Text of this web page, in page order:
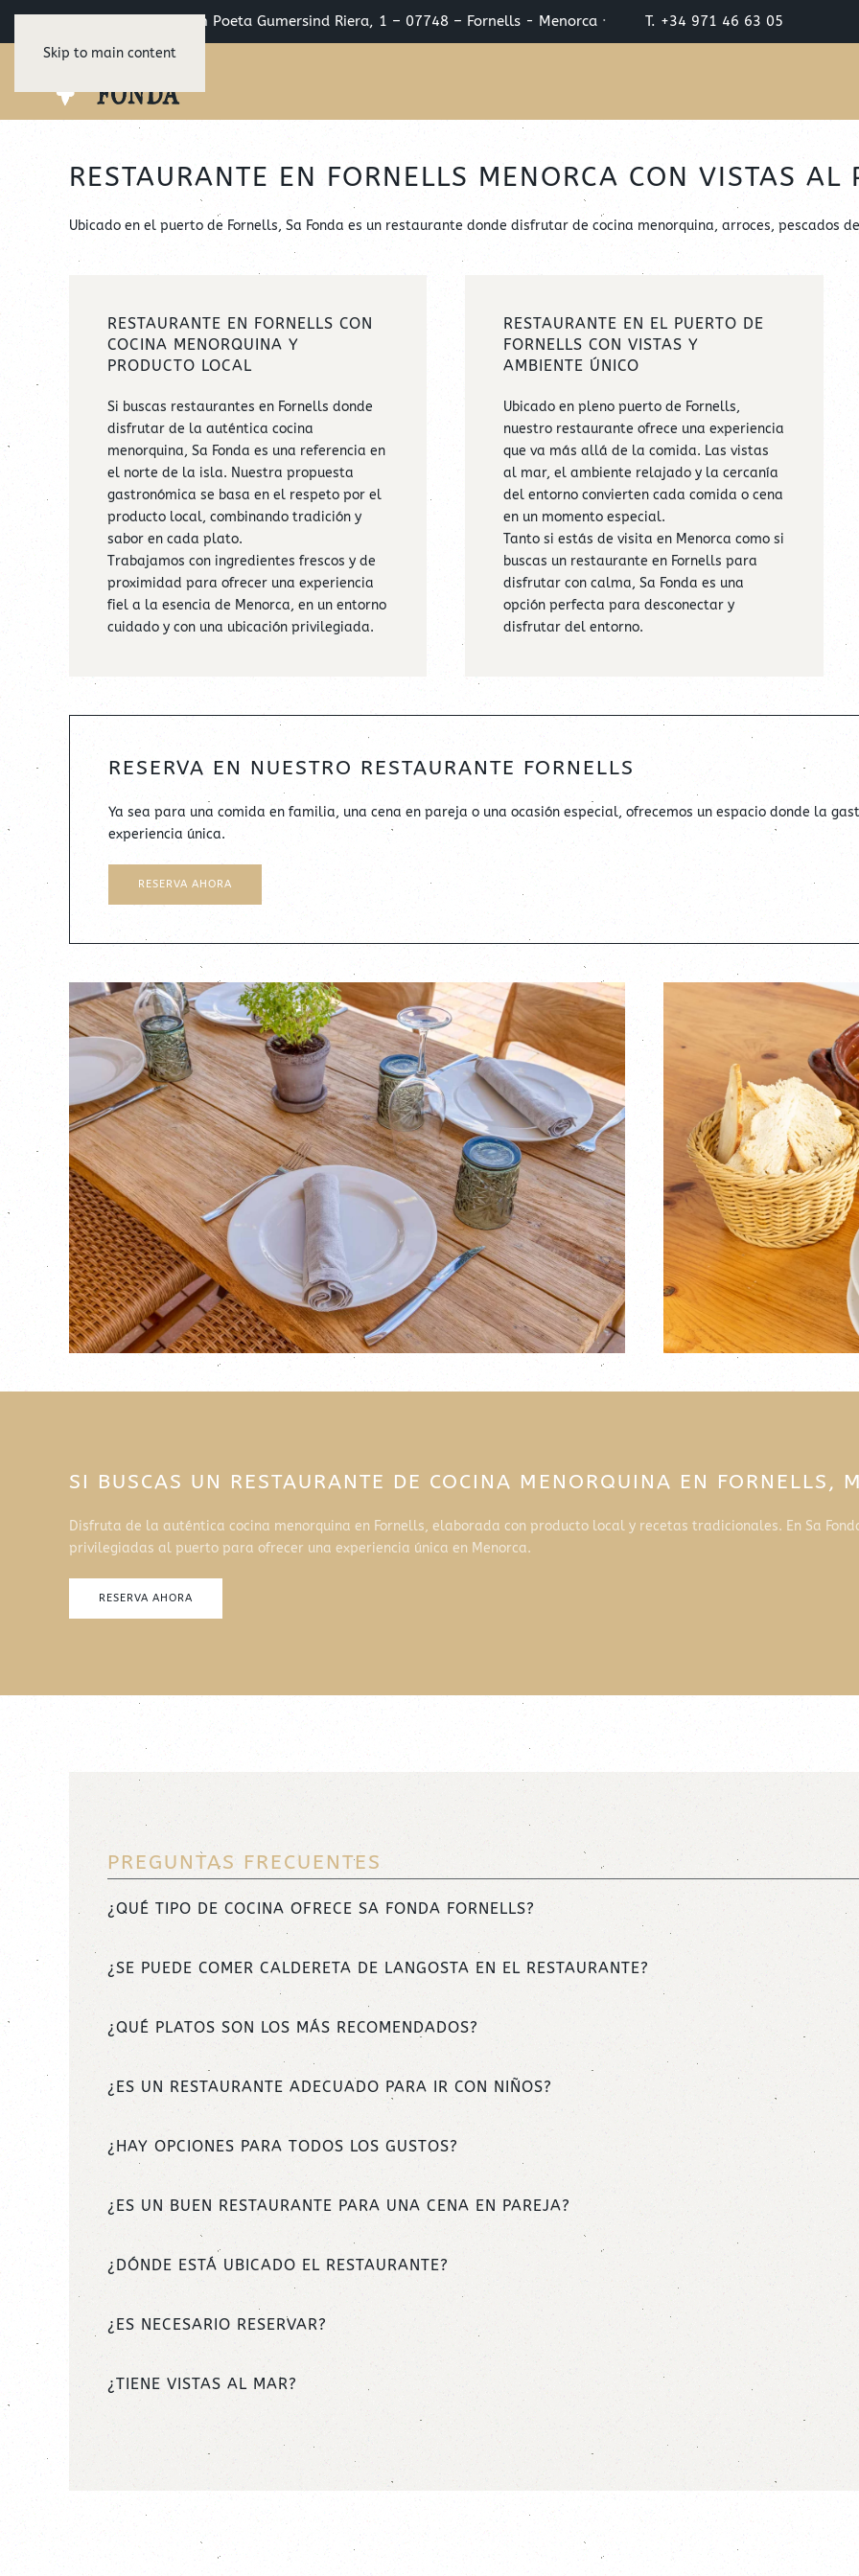
Skip to main content
C/ Passeig Marítim Poeta Gumersind Riera, 1 – 07748 – Fornells - Menorca · T. +34 971 46 63 05
RESTAURANTE EN FORNELLS MENORCA CON VISTAS AL
Ubicado en el puerto de Fornells, Sa Fonda es un restaurante donde disfrutar de cocina menorquina, arroces, pescados
RESTAURANTE EN FORNELLS CON
COCINA MENORQUINA Y
PRODUCTO LOCAL
Si buscas restaurantes en Fornells donde
disfrutar de la auténtica cocina
menorquina, Sa Fonda es una referencia en
el norte de la isla. Nuestra propuesta
gastronómica se basa en el respeto por el
producto local, combinando tradición y
sabor en cada plato.
Trabajamos con ingredientes frescos y de
proximidad para ofrecer una experiencia
fiel a la esencia de Menorca, en un entorno
cuidado y con una ubicación privilegiada.
RESTAURANTE EN EL PUERTO DE
FORNELLS CON VISTAS Y
AMBIENTE ÚNICO
Ubicado en pleno puerto de Fornells,
nuestro restaurante ofrece una experiencia
que va más allá de la comida. Las vistas
al mar, el ambiente relajado y la cercanía
del entorno convierten cada comida o cena
en un momento especial.
Tanto si estás de visita en Menorca como si
buscas un restaurante en Fornells para
disfrutar con calma, Sa Fonda es una
opción perfecta para desconectar y
disfrutar del entorno.
RESERVA EN NUESTRO RESTAURANTE FORNELLS
Ya sea para una comida en familia, una cena en pareja o una ocasión especial, ofrecemos un espacio donde la
experiencia única.
RESERVA AHORA
VER
SI BUSCAS UN RESTAURANTE DE COCINA MENORQUINA EN FORNELLS,
Disfruta de la auténtica cocina menorquina en Fornells, elaborada con producto local y recetas tradicionales. En Sa
privilegiadas al puerto para ofrecer una experiencia única en Menorca.
RESERVA AHORA
PREGUNTAS FRECUENTES
¿QUÉ TIPO DE COCINA OFRECE SA FONDA FORNELLS?
¿SE PUEDE COMER CALDERETA DE LANGOSTA EN EL RESTAURANTE?
¿QUÉ PLATOS SON LOS MÁS RECOMENDADOS?
¿ES UN RESTAURANTE ADECUADO PARA IR CON NIÑOS?
¿HAY OPCIONES PARA TODOS LOS GUSTOS?
¿ES UN BUEN RESTAURANTE PARA UNA CENA EN PAREJA?
¿DÓNDE ESTÁ UBICADO EL RESTAURANTE?
¿ES NECESARIO RESERVAR?
¿TIENE VISTAS AL MAR?